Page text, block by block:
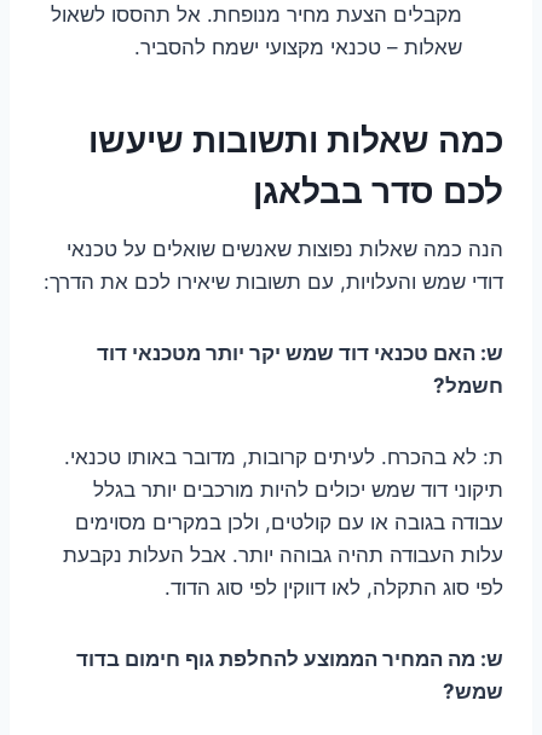
מקבלים הצעת מחיר מנופחת. אל תהססו לשאול
שאלות – טכנאי מקצועי ישמח להסביר.
כמה שאלות ותשובות שיעשו
לכם סדר בבלאגן
הנה כמה שאלות נפוצות שאנשים שואלים על טכנאי
דודי שמש והעלויות, עם תשובות שיאירו לכם את הדרך:
ש: האם טכנאי דוד שמש יקר יותר מטכנאי דוד
חשמל?
ת: לא בהכרח. לעיתים קרובות, מדובר באותו טכנאי.
תיקוני דוד שמש יכולים להיות מורכבים יותר בגלל
עבודה בגובה או עם קולטים, ולכן במקרים מסוימים
עלות העבודה תהיה גבוהה יותר. אבל העלות נקבעת
לפי סוג התקלה, לאו דווקין לפי סוג הדוד.
ש: מה המחיר הממוצע להחלפת גוף חימום בדוד
שמש?